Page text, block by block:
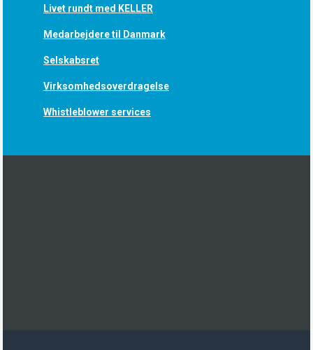
Livet rundt med KELLER
Medarbejdere til Danmark
Selskabsret
Virksomhedsoverdragelse
Whistleblower services